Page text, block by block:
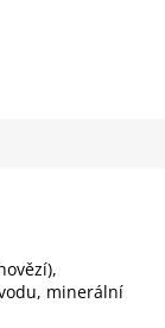
minerální